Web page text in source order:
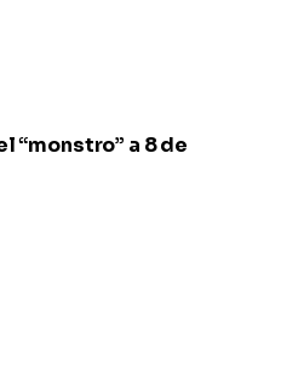
“monstro” a 8 de